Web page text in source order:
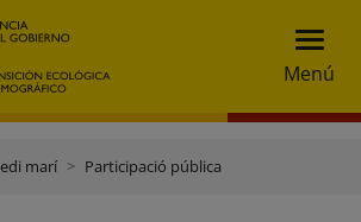
Menú
marí Participació pública